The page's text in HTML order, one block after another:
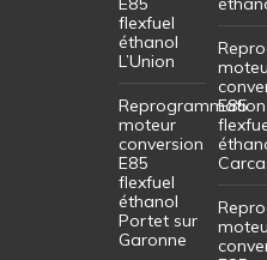
flexfuel
éthanol
L’Union
Reprogrammation
moteur
conversion
E85
flexfuel
éthanol
Portet sur
Garonne
E85